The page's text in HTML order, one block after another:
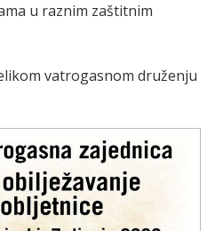
u raznim zaštitnim
vatrogasnom druženju